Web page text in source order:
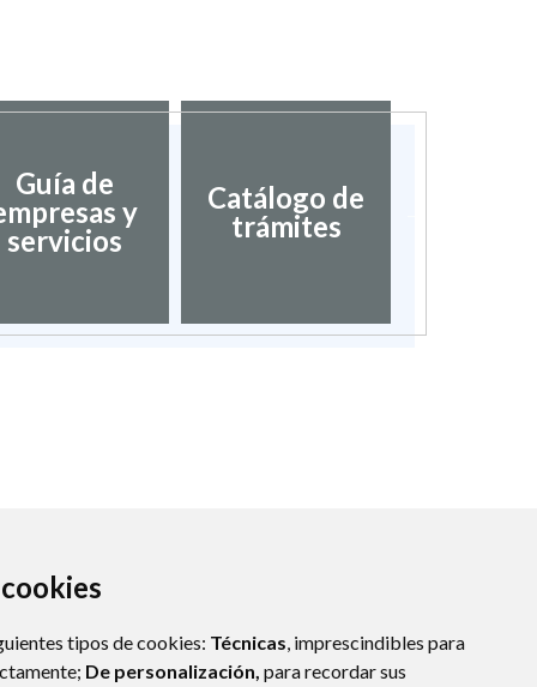
tipos de cookies: Técnicas, imprescindibles para
De personalización, para recordar sus
Guía de
y
servicios
Catálogo de
trámites